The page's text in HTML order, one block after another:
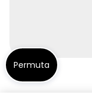
Permuta